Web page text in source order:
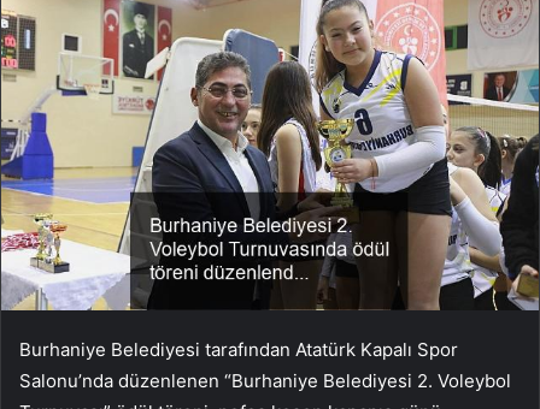
Burhaniye Belediyesi tarafından Atatürk Kapalı Spor
Salonu’nda düzenlenen “Burhaniye Belediyesi 2. Voleybol